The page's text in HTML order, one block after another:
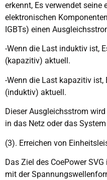
erkennt, Es verwendet
elektronischen
IGBTs) einen
-Wenn die Last induktiv ist,
(kapazitiv) aktuell.
-Wenn die Last kapazitiv ist,
(induktiv) aktuell.
Dieser Ausgleichsstrom
in das Netz oder das
(3). Erreichen von
Das Ziel des CoePower
mit der